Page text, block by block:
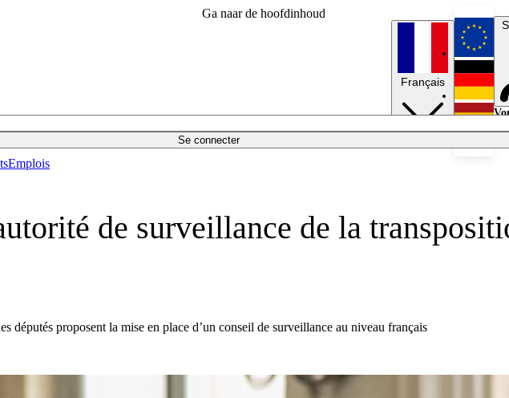
Ga naar de hoofdinhoud
Se connecter
Emplois
Français
de surveillance de la
députés proposent la mise en place d’un conseil de surveillance au niveau français